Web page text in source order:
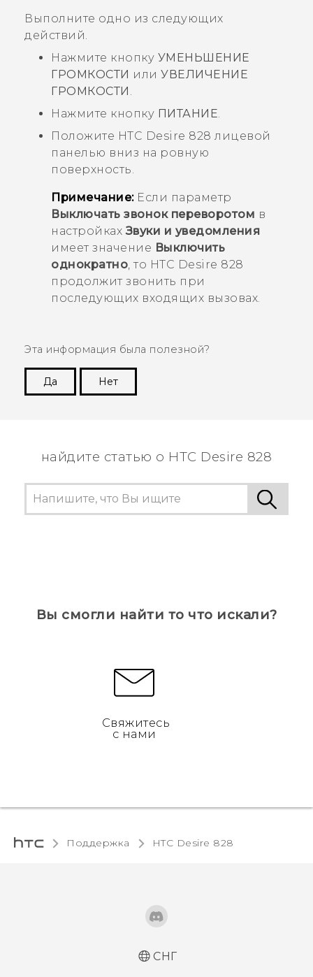
Выполните одно из следующих
действий.
Нажмите кнопку УМЕНЬШЕНИЕ
ГРОМКОСТИ или УВЕЛИЧЕНИЕ
ГРОМКОСТИ .
Нажмите кнопку ПИТАНИЕ.
Положите HTC Desire 828 лицевой
панелью вниз на ровную
поверхность.
Примечание:Если параметр
Выключать звонок переворотом в
настройкахЗвуки и уведомления
имеет значение Выключить
однократно, то HTC Desire 828
продолжит звонить при
последующих входящих вызовах.
Эта информация была полезной?
Да
Нет
найдите статью о HTC Desire 828
Вы смогли найти то что искали?
Свяжитесь
с нами
Поддержка HTC Desire 828‎
СНГ